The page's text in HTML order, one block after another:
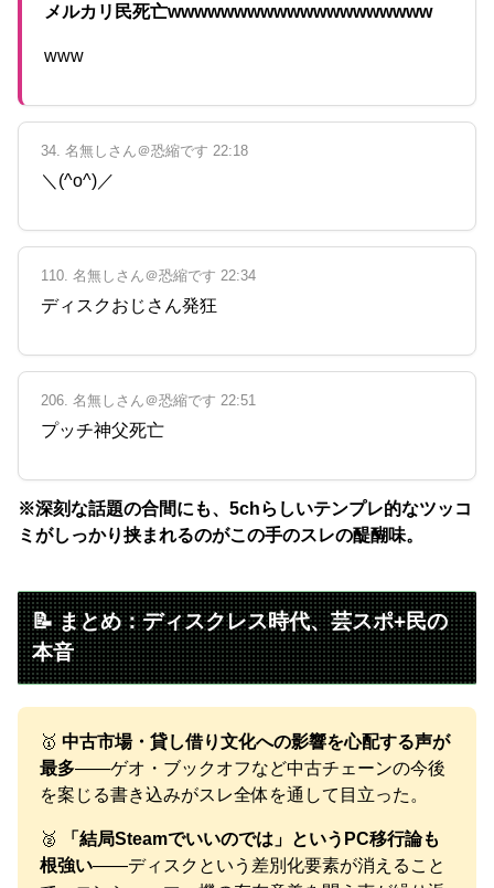
メルカリ民死亡wwwwwwwwwwwwwwwwwwww
www
34. 名無しさん＠恐縮です 22:18
＼(^o^)／
110. 名無しさん＠恐縮です 22:34
ディスクおじさん発狂
206. 名無しさん＠恐縮です 22:51
プッチ神父死亡
※深刻な話題の合間にも、5chらしいテンプレ的なツッコ
ミがしっかり挟まれるのがこの手のスレの醍醐味。
📝 まとめ：ディスクレス時代、芸スポ+民の
本音
🥇 中古市場・貸し借り文化への影響を心配する声が
最多——ゲオ・ブックオフなど中古チェーンの今後
を案じる書き込みがスレ全体を通して目立った。
🥈
「結局Steamでいいのでは」というPC移行論も
根強い——ディスクという差別化要素が消えること